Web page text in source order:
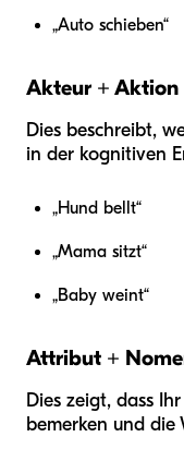
„Auto schieben“
Akteur + Aktion
Dies beschreibt,
in der kognitiven
„Hund bellt“
„Mama sitzt“
„Baby weint“
Attribut +
Dies zeigt, dass
bemerken und die